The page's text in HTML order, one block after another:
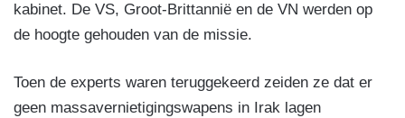
kabinet. De VS, Groot-Brittannië en de VN werden op
de hoogte gehouden van de missie.
Toen de experts waren teruggekeerd zeiden ze dat er
geen massavernietigingswapens in Irak lagen